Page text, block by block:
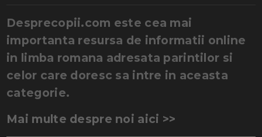
Desprecopii.com este cea mai
importanta resursa de informatii online
in limba romana adresata parintilor si
celor care doresc sa intre in aceasta
categorie.
Mai multe despre noi aici >>